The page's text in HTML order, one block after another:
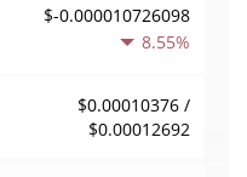
$-0.000010726098
8.55%
$0.00010376 /
$0.00012692